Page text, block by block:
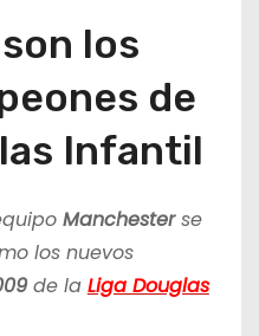
los
de
Infantil
Manchesterse
los nuevos
de la Liga Douglas